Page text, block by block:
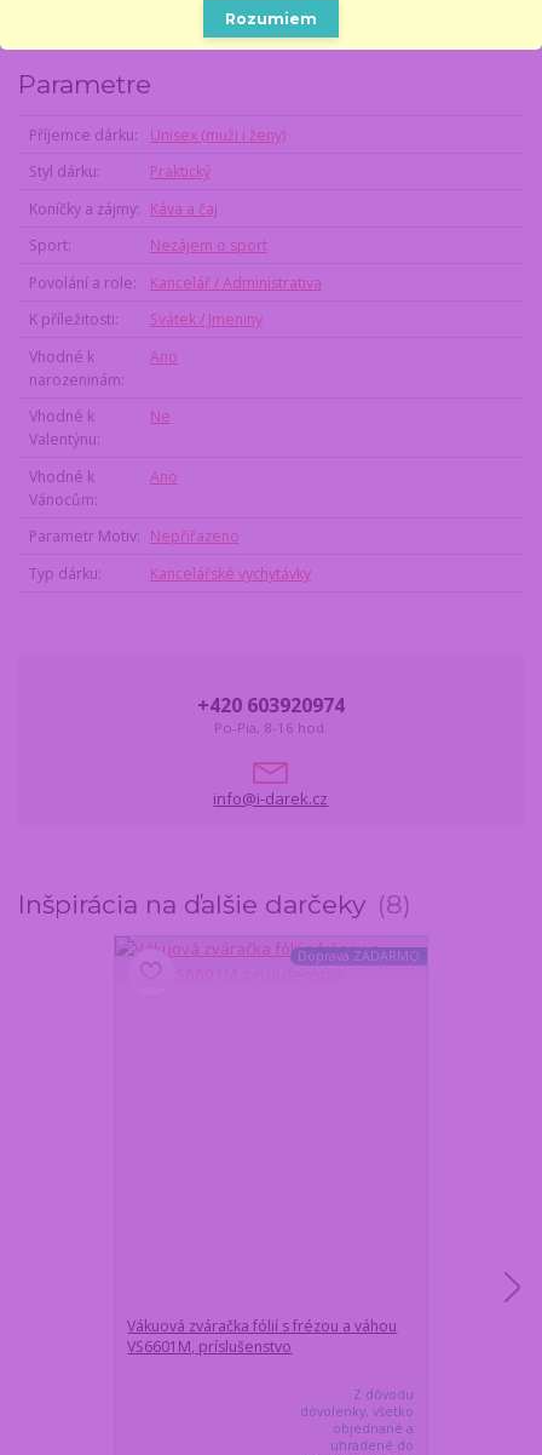
Parametre
Příjemce dárku
Unisex (muži i ženy)
Styl dárku
Praktický
Koníčky a zájmy
Káva a čaj
Sport
Nezájem o sport
Povolání a role
Kancelář / Administrativa
K příležitosti
Svátek / Jmeniny
Vhodné k
narozeninám
Ano
Vhodné k
Valentýnu
Ne
Vhodné k
Vánocům
Ano
Parametr Motiv
Nepřiřazeno
Typ dárku
Kancelářské vychytávky
+420 603920974
Po-Pia, 8-16 hod.
info@i-darek.cz
Inšpirácia na ďalšie darčeky 8
Doprava ZADARMO
Vákuová zváračka fólií s frézou a váhou
VS6601M, príslušenstvo
Z dôvodu
dovolenky, všetko
objednané a
uhradené do
Rozumiem